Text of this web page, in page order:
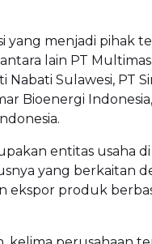
yang menjadi pihak
lain PT
Nabati Sulawesi, PT
Bioenergi
entitas usaha
yang berkaitan
ekspor produk